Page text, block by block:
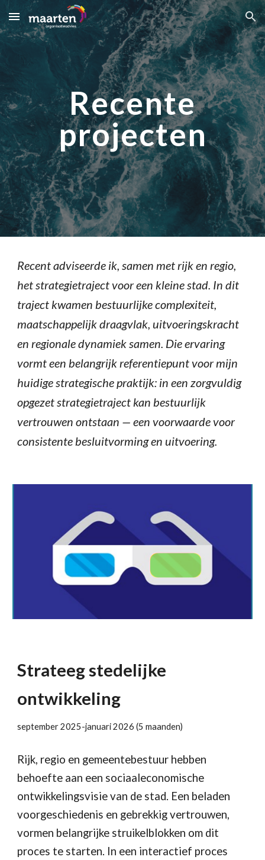
Skip to main content Skip to navigation
Recente
projecten
Recent adviseerde ik, samen met rijk en regio,
het strategietraject voor een kleine stad. In dit
traject kwamen bestuurlijke complexiteit,
maatschappelijk draagvlak, uitvoeringskracht
en regionale dynamiek samen. Die ervaring
vormt een belangrijk referentiepunt voor mijn
huidige strategische praktijk: in een zorgvuldig
opgezet strategietraject kan bestuurlijk
vertrouwen ontstaan — een voorwaarde voor
consistente besluitvorming en uitvoering.
Strateeg stedelijke
ontwikkeling
september 2025-januari 2026 (5 maanden)
Rijk, regio en gemeentebestuur hebben
behoefte aan een sociaaleconomische
ontwikkelingsvisie van de stad. Een beladen
voorgeschiedenis en gebrekkig vertrouwen,
vormen belangrijke struikelblokken om dit
proces te starten. In een interactief proces